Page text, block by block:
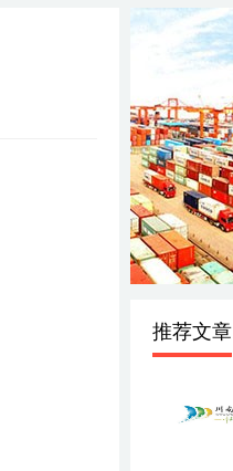
推荐文章